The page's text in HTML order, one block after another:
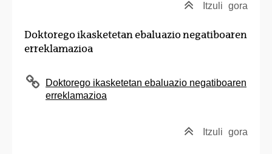
Itzuli gora
Doktorego ikasketetan ebaluazio negatiboaren
erreklamazioa
Doktorego ikasketetan ebaluazio negatiboaren
erreklamazioa
Itzuli gora